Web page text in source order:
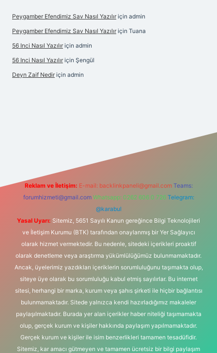
Peygamber Efendimiz Sav Nasıl Yazılır için admin
Peygamber Efendimiz Sav Nasıl Yazılır için Tuana
56 Inci Nasıl Yazılır için admin
56 Inci Nasıl Yazılır için Şengül
Deyn Zaif Nedir için admin
Reklam ve İletişim: E-mail: backlinkpaneli@gmail.com Teams:
forumhizmeti@gmail.com Whatsapp: 0262 606 0 726 Telegram:
@karabul
Yasal Uyarı: Sitemiz, 5651 Sayılı Kanun gereğince Bilgi Teknolojileri
ve İletişim Kurumu (BTK) tarafından onaylanmış bir Yer Sağlayıcı
olarak hizmet vermektedir. Bu nedenle, sitedeki içerikleri proaktif
olarak denetleme veya araştırma yükümlülüğümüz bulunmamaktadır.
Ancak, üyelerimiz yazdıkları içeriklerin sorumluluğunu taşımakta olup,
siteye üye olarak bu sorumluluğu kabul etmiş sayılırlar. Bu internet
sitesi, herhangi bir marka, kurum veya şahıs şirketi ile hiçbir bağlantısı
bulunmamaktadır. Sitede yalnızca kendi hazırladığımız makaleler
paylaşılmaktadır. Burada yer alan içerikler haber niteliği taşımamakta
olup, gerçek kurum ve kişiler hakkında paylaşım yapılmamaktadır.
Gerçek kurum ve kişiler ile isim benzerlikleri tamamen tesadüfidir.
Sitemiz, kar amacı gütmeyen ve tamamen ücretsiz bir bilgi paylaşım